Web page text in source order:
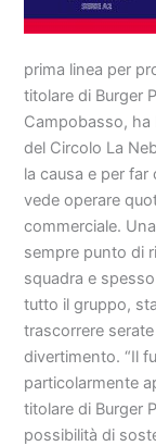
prima linea per
titolare di Burger
Campobasso, ha
del Circolo La
la causa e per
vede operare
commerciale.
sempre punto di
squadra e
tutto il gruppo,
trascorrere
divertimento. “Il
particolarmente
titolare di Burger
possibilità di